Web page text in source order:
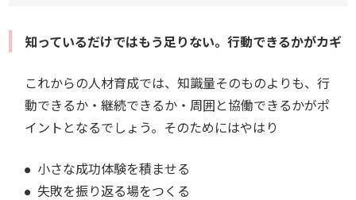
知っているだけではもう足りない。行動できるかがカギ
これからの人材育成では、知識量そのものよりも、行
動できるか・継続できるか・周囲と協働できるかがポ
イントとなるでしょう。そのためにはやはり
小さな成功体験を積ませる
失敗を振り返る場をつくる